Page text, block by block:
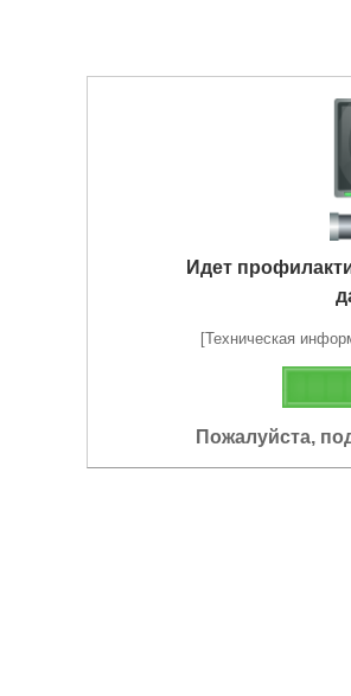
Идет
[Техническая
Пожалуйста,